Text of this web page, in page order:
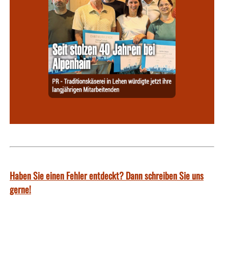
Haben Sie einen Fehler entdeckt? Dann schreiben Sie uns
gerne!